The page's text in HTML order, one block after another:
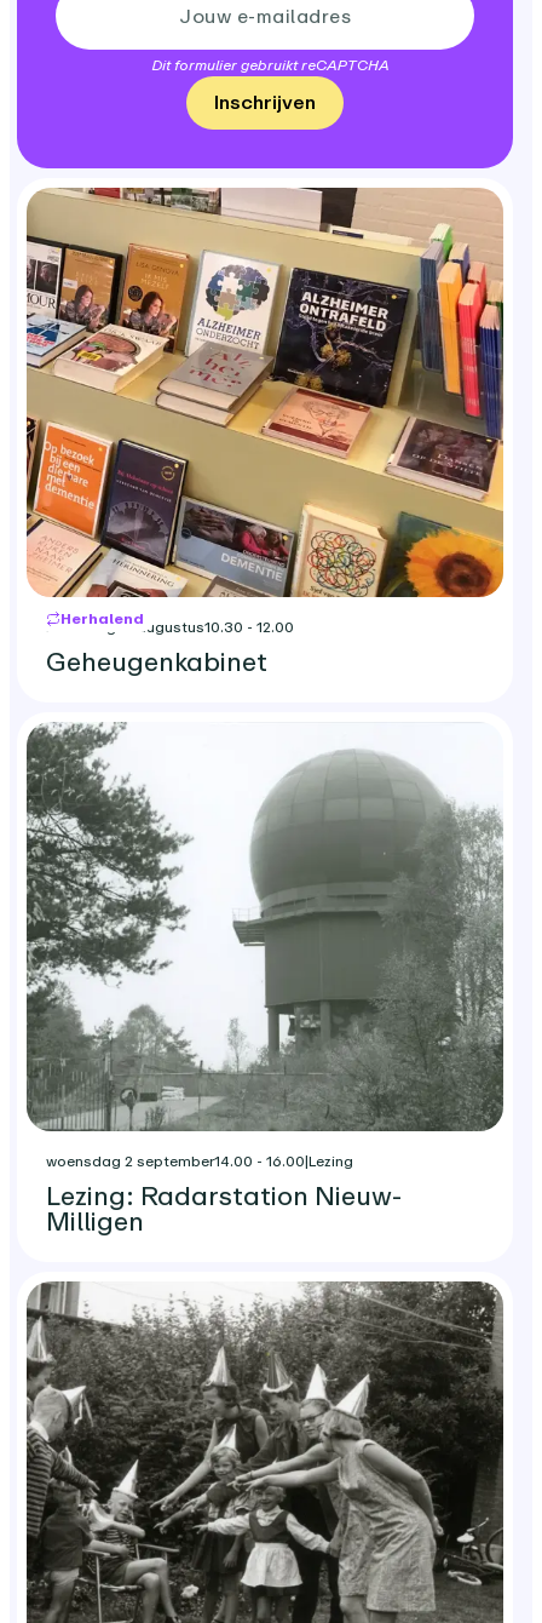
Dit formulier gebruikt reCAPTCHA
Inschrijven
Herhalend
maandag 17 augustus10.30 - 12.00
Geheugenkabinet
woensdag 2 september14.00 - 16.00|Lezing
Lezing: Radarstation Nieuw-
Milligen